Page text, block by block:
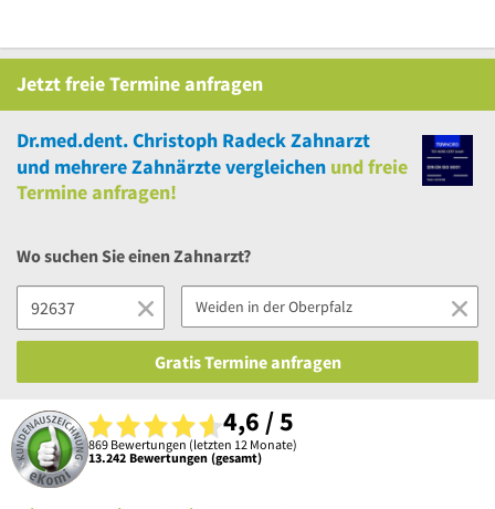
JetztfreieTermine anfragen
Dr.med.dent. Christoph Radeck Zahnarzt
und mehrereZahnärzte vergleichen undfreie
Termine anfragen!
Wo suchen Sie einen Zahnarzt?
Gratis Termine anfragen
4,6 / 5
869 Bewertungen (letzten 12 Monate)
13.242 Bewertungen (gesamt)